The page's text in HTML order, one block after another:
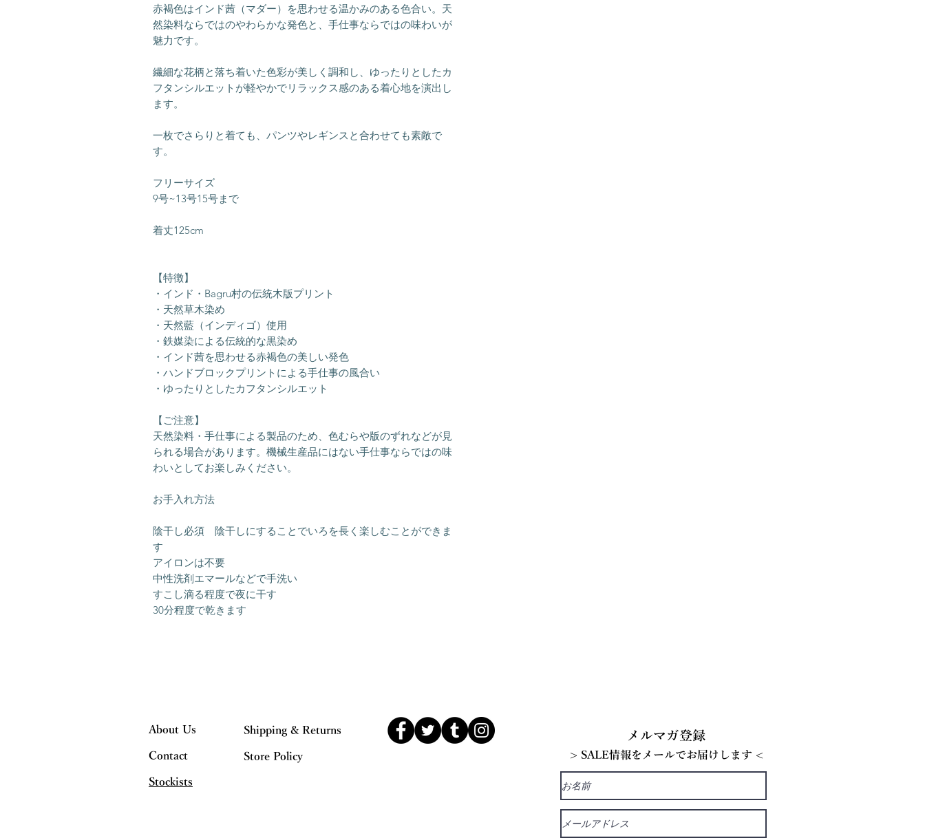
赤褐色はインド茜（マダー）を思わせる温かみのある色合い。天
然染料ならではのやわらかな発色と、手仕事ならではの味わいが
魅力です。
繊細な花柄と落ち着いた色彩が美しく調和し、ゆったりとしたカ
フタンシルエットが軽やかでリラックス感のある着心地を演出し
ます。
一枚でさらりと着ても、パンツやレギンスと合わせても素敵で
す。
フリーサイズ
9号~13号15号まで
着丈125cm
【特徴】
・インド・Bagru村の伝統木版プリント
・天然草木染め
・天然藍（インディゴ）使用
・鉄媒染による伝統的な黒染め
・インド茜を思わせる赤褐色の美しい発色
・ハンドブロックプリントによる手仕事の風合い
・ゆったりとしたカフタンシルエット
【ご注意】
天然染料・手仕事による製品のため、色むらや版のずれなどが見
られる場合があります。機械生産品にはない手仕事ならではの味
わいとしてお楽しみください。
お手入れ方法
陰干し必須 陰干しにすることでいろを長く楽しむことができま
す
アイロンは不要
中性洗剤エマールなどで手洗い
すこし滴る程度で夜に干す
30分程度で乾きます
About Us
Contact
Stockists
Shipping & Returns
Store Policy
メルマガ登録
> SALE情報をメールでお届けします <